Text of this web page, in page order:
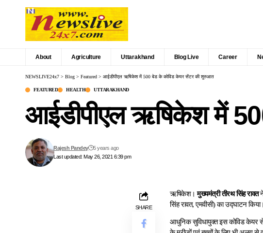
About Agriculture Uttarakhand Blog Live Career
NEWSLIVE24x7 > Blog > Featured > आईडीपीएल ऋषिकेश में 500 बेड के कोविड केयर सेंटर की शुरुआत
FEATURED HEALTH UTTARAKHAND
आईडीपीएल ऋषिकेश में
Last updated: May 26, 2021 6:39 pm
Rajesh Pandey 5 years ago
SHARE
ऋषिकेश।मुख्यमंत्री तीरथ सिंह रावत
सिंह रावत, एमवीसी) का उद्घाटन
आधुनिक सुविधायुक्त इस कोविड केयर